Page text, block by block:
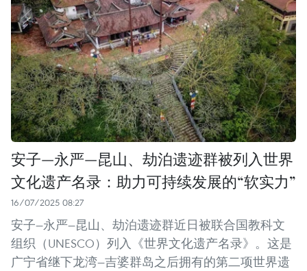
安子—永严—昆山、劫泊遗迹群被列入世界
文化遗产名录：助力可持续发展的“软实力”
16/07/2025 08:27
安子—永严—昆山、劫泊遗迹群近日被联合国教科文
组织（UNESCO）列入《世界文化遗产名录》。这是
广宁省继下龙湾—吉婆群岛之后拥有的第二项世界遗